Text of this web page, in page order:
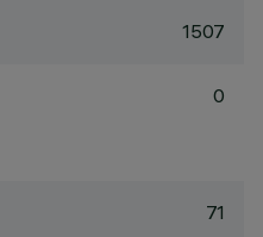
1507
0
71